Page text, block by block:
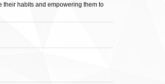
their habits and empowering them to